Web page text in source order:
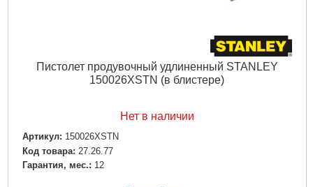
Пистолет продувочный удлиненный STANLEY
150026XSTN (в блистере)
Нет в наличии
Артикул: 150026XSTN
Код товара: 27.26.77
Гарантия, мес.: 12